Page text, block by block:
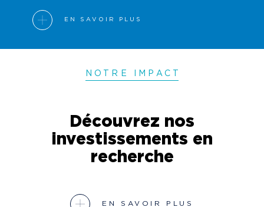
EN SAVOIR PLUS
NOTRE IMPAC
Découvrez nos
investissements en
recherche
EN SAVOIR PLUS